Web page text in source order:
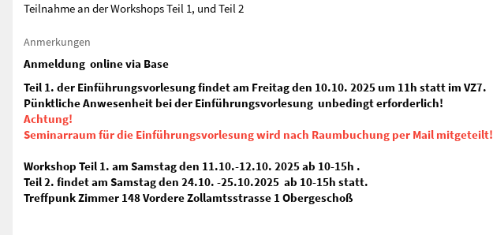
Teilnahme an der Workshops Teil 1, und Teil 2
Anmerkungen
Anmeldung online via Base
Teil 1. der Einführungsvorlesung findet am Freitag den 10.10. 2025 um 11h statt im VZ7.
Pünktliche Anwesenheit bei der Einführungsvorlesung unbedingt erforderlich!
Achtung!
Seminarraum für die Einführungsvorlesung wird nach Raumbuchung per Mail mitgeteilt!
Workshop Teil 1. am Samstag den 11.10.-12.10. 2025 ab 10-15h .
Teil 2. findet am Samstag den 24.10. -25.10.2025 ab 10-15h statt.
Treffpunk Zimmer 148 Vordere Zollamtsstrasse 1 Obergeschoß